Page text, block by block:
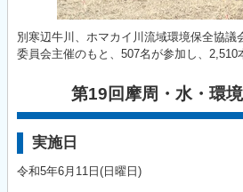
別寒辺牛川、ホマカイ川流域環境保全協議
委員会主催のもと、507名が参加し、2,510
第19回摩周・水・環
実施日
令和5年6月11日(日曜日)